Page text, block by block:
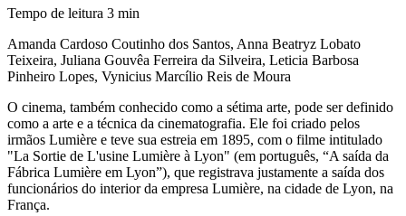
Tempo de leitura 3 min
Amanda Cardoso Coutinho dos Santos, Anna Beatryz Lobato
Teixeira, Juliana Gouvêa Ferreira da Silveira, Leticia Barbosa
Pinheiro Lopes, Vynicius Marcílio Reis de Moura
O cinema, também conhecido como a sétima arte, pode ser definido
como a arte e a técnica da cinematografia. Ele foi criado pelos
irmãos Lumière e teve sua estreia em 1895, com o filme intitulado
"La Sortie de L'usine Lumière à Lyon" (em português, “A saída da
Fábrica Lumière em Lyon”), que registrava justamente a saída dos
funcionários do interior da empresa Lumière, na cidade de Lyon, na
França.